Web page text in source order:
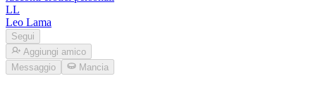
LL
Leo Lama
Segui
Aggiungi amico
Messaggio
Mancia